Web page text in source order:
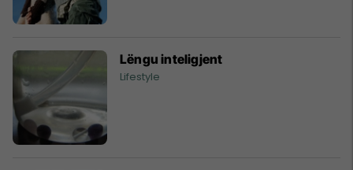
Lëngu inteligjent
Lifestyle